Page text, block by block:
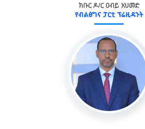
ክቡር ዶ/ር ዐብይ አህመድ
የብልፅግና ፓርቲ ፕሬዚዳንት